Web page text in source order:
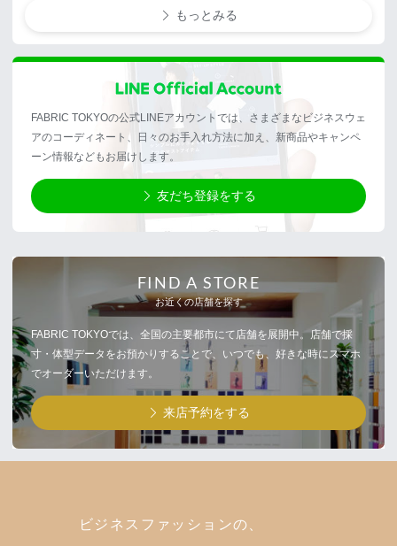
もっとみる
FABRIC TOKYOの公式LINEアカウントでは、さまざまなビジネスウェ
アのコーディネート、日々のお手入れ方法に加え、新商品やキャンペ
ーン情報などもお届けします。
友だち登録をする
FIND A STORE
お近くの店舗を探す
FABRIC TOKYOでは、全国の主要都市にて店舗を展開中。店舗で採
寸・体型データをお預かりすることで、いつでも、好きな時にスマホ
でオーダーいただけます。
来店予約をする
ビジネスファッションの、